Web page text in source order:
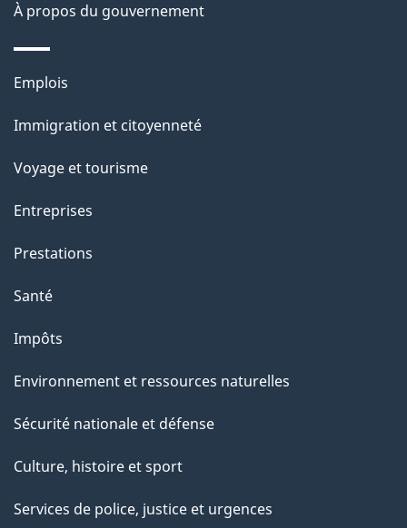
n
s
u
r
c
t
t
a
e
À propos du gouvernement
Thèmes
sujets
Emplois
Immigration et citoyenneté
Voyage et tourisme
Entreprises
Prestations
Santé
Impôts
Environnement et ressources naturelles
Sécurité nationale et défense
Culture, histoire et sport
Services de police, justice et urgences